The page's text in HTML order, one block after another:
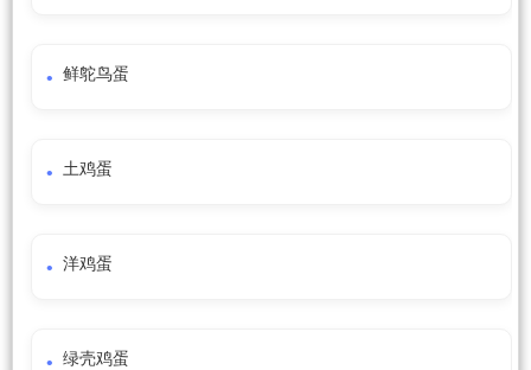
鲜鸵鸟蛋
土鸡蛋
洋鸡蛋
绿壳鸡蛋